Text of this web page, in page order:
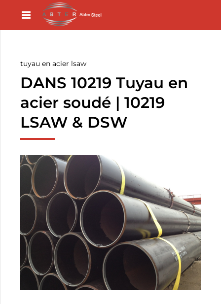
tuyau en acier lsaw
DANS 10219 Tuyau en
acier soudé | 10219
LSAW & DSW